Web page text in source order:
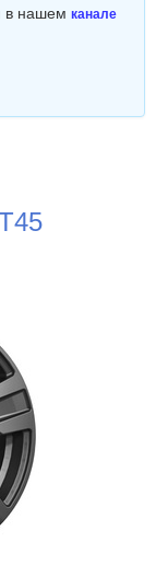
в нашем канале